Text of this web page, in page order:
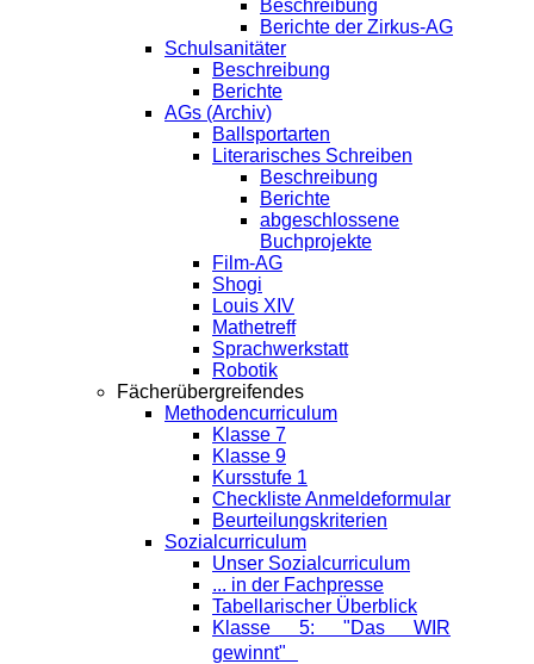
Beschreibung
Berichte der Zirkus-AG
Schulsanitäter
Beschreibung
Berichte
AGs (Archiv)
Ballsportarten
Literarisches Schreiben
Beschreibung
Berichte
abgeschlossene
Buchprojekte
Film-AG
Shogi
Louis XIV
Mathetreff
Sprachwerkstatt
Robotik
Fächerübergreifendes
Methodencurriculum
Klasse 7
Klasse 9
Kursstufe 1
Checkliste Anmeldeformular
Beurteilungskriterien
Sozialcurriculum
Unser Sozialcurriculum
... in der Fachpresse
Tabellarischer Überblick
Klasse 5: "Das WIR
gewinnt"